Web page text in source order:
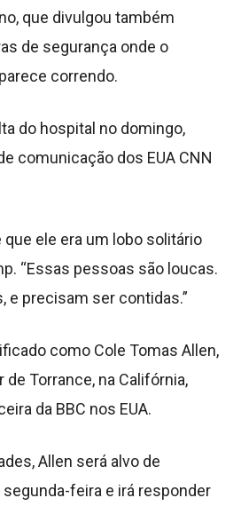
que divulgou também
de segurança onde o
correndo.
do hospital no domingo,
comunicação dos EUA CNN
que ele era um lobo solitário
“Essas pessoas são loucas.
e precisam ser contidas.”
como Cole Tomas Allen,
de Torrance, na Califórnia,
da BBC nos EUA.
Allen será alvo de
feira e irá responder